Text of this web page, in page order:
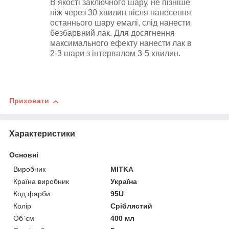
В якості заключного шару, не пізніше
ніж через 30 хвилин після нанесення
останнього шару емалі, слід нанести
безбарвний лак. Для досягнення
максимального ефекту нанести лак в
2-3 шари з інтервалом 3-5 хвилин.
Приховати
Характеристики
Основні
Виробник
MITKA
Країна виробник
Україна
Код фарби
95U
Колір
Сріблястий
Об`єм
400 мл